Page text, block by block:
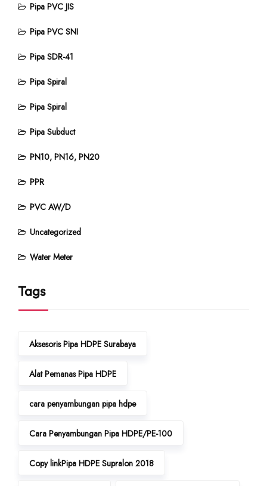
Pipa PVC JIS
Pipa PVC SNI
Pipa SDR-41
Pipa Spiral
Pipa Spiral
Pipa Subduct
PN10, PN16, PN20
PPR
PVC AW/D
Uncategorized
Water Meter
Tags
Aksesoris Pipa HDPE Surabaya
Alat Pemanas Pipa HDPE
cara penyambungan pipa hdpe
Cara Penyambungan Pipa HDPE/PE-100
Copy linkPipa HDPE Supralon 2018